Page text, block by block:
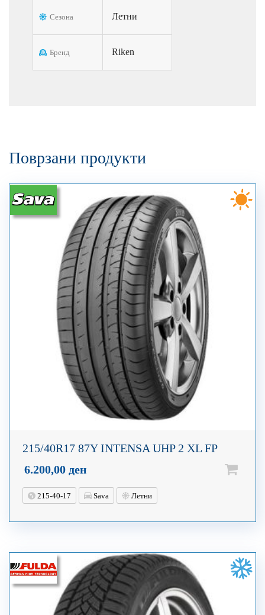
Сезона Летни
Бренд Riken
Поврзани продукти
215/40R17 87Y INTENSA UHP 2 XL FP
6.200,00 ден
215-40-17 Sava Летни